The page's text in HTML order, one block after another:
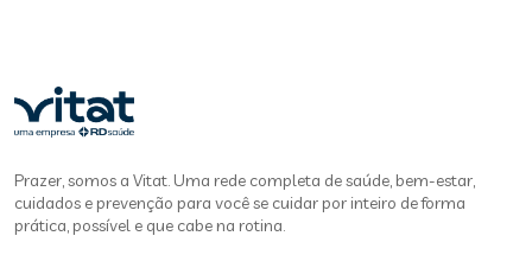
Prazer, somos a Vitat. Uma rede completa de saúde, bem-estar,
cuidados e prevenção para você se cuidar por inteiro de forma
prática, possível e que cabe na rotina.